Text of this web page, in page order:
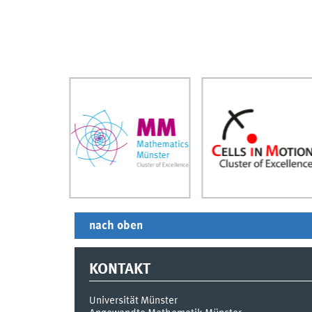
nach oben
KONTAKT
Universität Münster